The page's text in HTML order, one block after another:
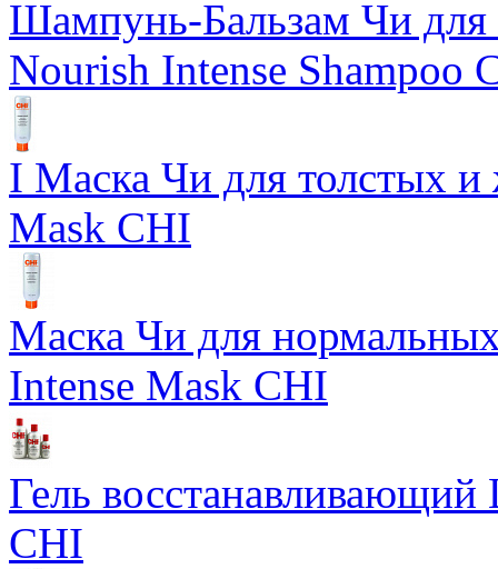
Шампунь-Бальзам Чи для
Nourish Intense Shampoo
I Маска Чи для толстых и
Mask CHI
Маска Чи для
Intense Mask CHI
Гель
CHI